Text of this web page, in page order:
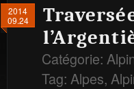
2014
09.24
Catégorie:
Tag: Alpes,